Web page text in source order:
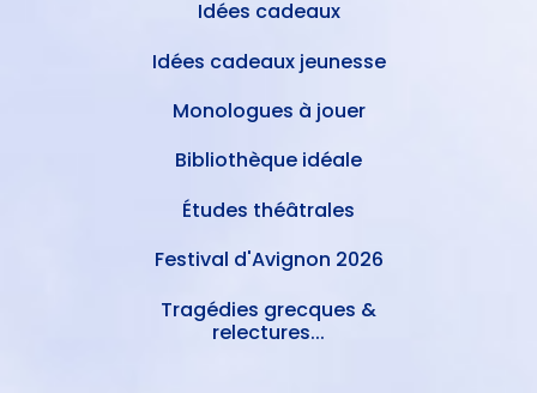
Idées cadeaux
Idées cadeaux jeunesse
Monologues à jouer
Bibliothèque idéale
Études théâtrales
Festival d'Avignon 2026
Tragédies grecques &
relectures...